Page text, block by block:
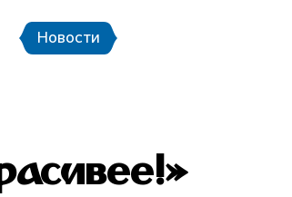
Новости